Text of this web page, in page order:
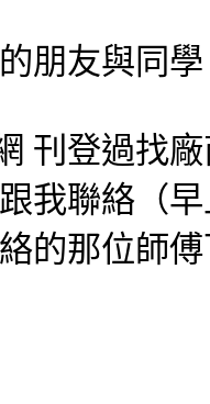
朋友與同學
刊登過找
我聯絡（
的那位師